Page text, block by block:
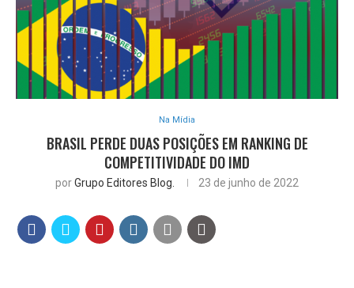
Na Mídia
BRASIL PERDE DUAS POSIÇÕES EM RANKING DE
COMPETITIVIDADE DO IMD
porGrupo Editores Blog. 23 de junho de 2022